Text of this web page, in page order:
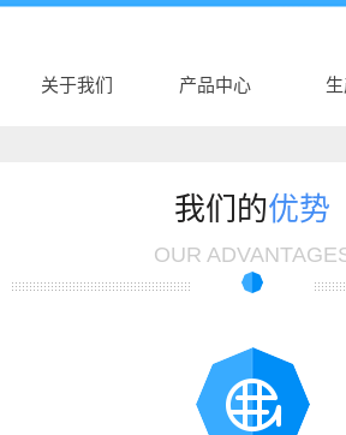
关于我们 产品中心
卡
青海真空采血管
青海采血针
青海尿杯、便盒
青海DNA样品袋
我们的优势
OUR